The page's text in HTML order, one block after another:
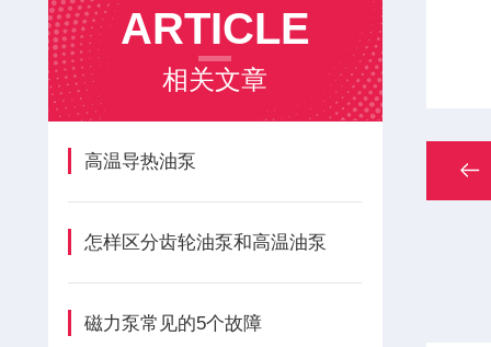
ARTICLE
相关文章
高温导热油泵
怎样区分齿轮油泵和高温油泵
磁力泵常见的5个故障